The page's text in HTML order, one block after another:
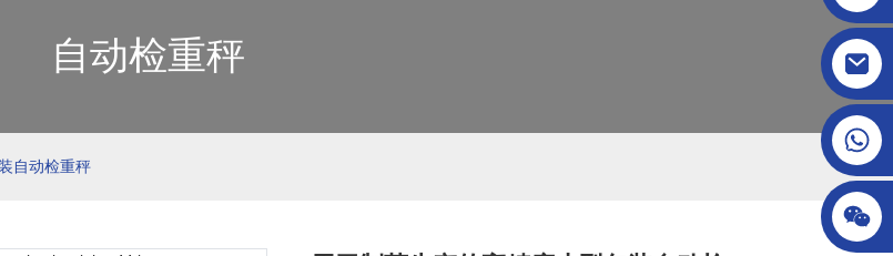
自动检重秤
自动检重秤